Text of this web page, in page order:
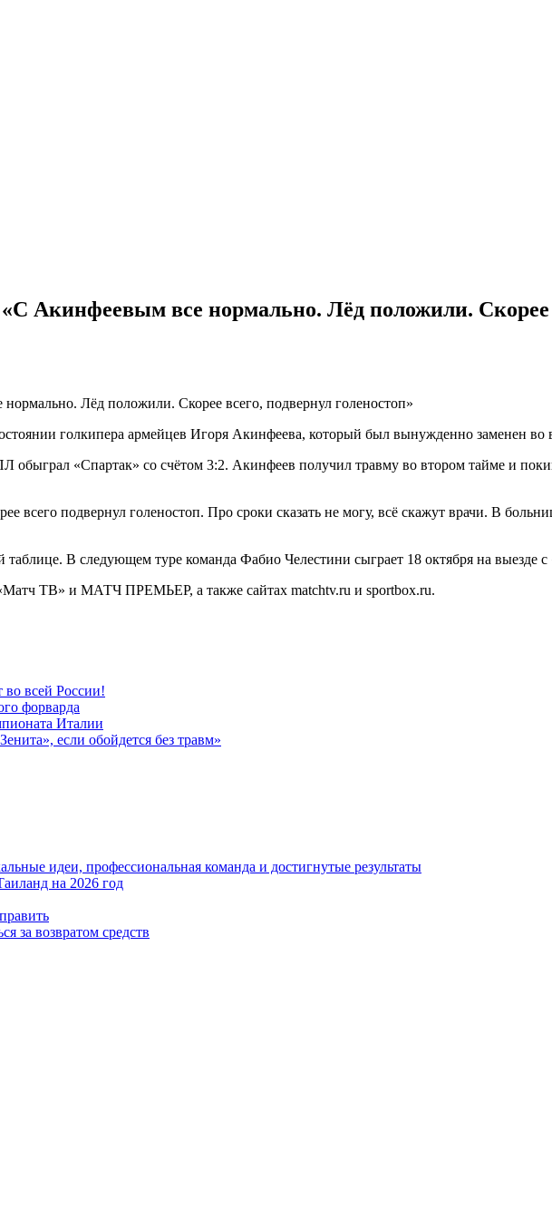
Акинфеевым все нормально. Лёд положили. Скорее
голкипера армейцев Игоря Акинфеева, который был вынужденно заменен во
«Спартак» со счётом 3:2. Акинфеев получил травму во втором тайме и
подвернул голеностоп. Про сроки сказать не могу, всё скажут врачи. В
В следующем туре команда Фабио Челестини сыграет 18 октября на выезде
ТВ» и МАТЧ ПРЕМЬЕР, а также сайтах matchtv.ru и sportbox.ru.
всей России!
форварда
Италии
если обойдется без травм»
идеи, профессиональная команда и достигнутые результаты
на 2026 год
за возвратом средств